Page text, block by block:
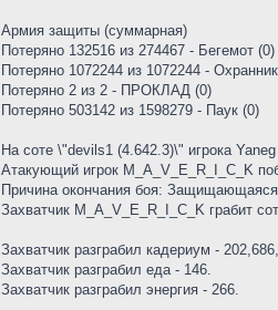
Армия защиты (суммарная)
Потеряно 132516 из 274467 - Бегемот (0)
Потеряно 1072244 из 1072244 -
Потеряно 2 из 2 - ПРОКЛАД (0)
Потеряно 503142 из 1598279 - Паук (0)
На соте \"devils1 (4.642.3)\" игрока
Атакующий игрок M_A_V_E_R_I_C_K
Причина окончания боя:
Захватчик M_A_V_E_R_I_C_K грабит
Захватчик разграбил кадериум -
Захватчик разграбил еда - 146.
Захватчик разграбил энергия - 266.